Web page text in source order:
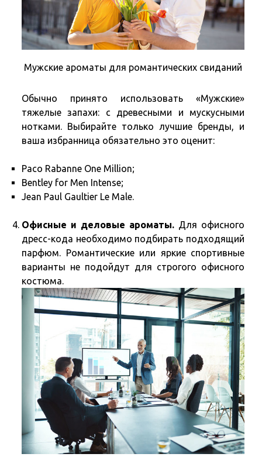
Мужские ароматы для романтических свиданий
Обычно принято использовать «Мужские»
тяжелые запахи: с древесными и мускусными
нотками. Выбирайте только лучшие бренды, и
ваша избранница обязательно это оценит:
Paco Rabanne One Million;
Bentley for Men Intense;
Jean Paul Gaultier Le Male.
Офисные и деловые ароматы. Для офисного
дресс-кода необходимо подбирать подходящий
парфюм. Романтические или яркие спортивные
варианты не подойдут для строгого офисного
костюма.